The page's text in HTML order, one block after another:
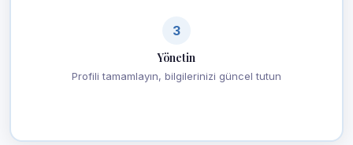
3
Yönetin
Profili tamamlayın, bilgilerinizi güncel tutun